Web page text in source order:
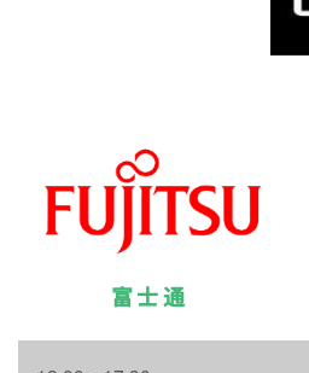
富士通